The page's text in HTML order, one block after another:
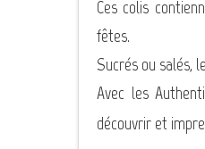
Ces colis
fêtes.
Sucrés ou salés,
Avec les
découvrir et